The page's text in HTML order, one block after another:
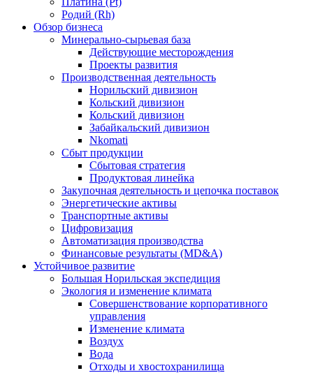
Родий (Rh)
Обзор бизнеса
Минерально-сырьевая база
Действующие месторождения
Проекты развития
Производственная деятельность
Норильский дивизион
Кольский дивизион
Кольский дивизион
Забайкальский дивизион
Nkomati
Сбыт продукции
Сбытовая стратегия
Продуктовая линейка
Закупочная деятельность и цепочка поставок
Энергетические активы
Транспортные активы
Цифровизация
Автоматизация производства
Финансовые результаты (MD&A)
Устойчивое развитие
Большая Норильская экспедиция
Экология и изменение климата
Совершенствование корпоративного
управления
Изменение климата
Воздух
Вода
Отходы и хвостохранилища